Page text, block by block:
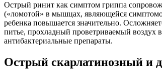
Острый ринит как симптом гриппа
(«ломотой» в мышцах, являющейся
ребенка повышается значительно.
питье, прохладный проветриваемый воздух
антибактериальные препараты.
Острый скарлатинозный и